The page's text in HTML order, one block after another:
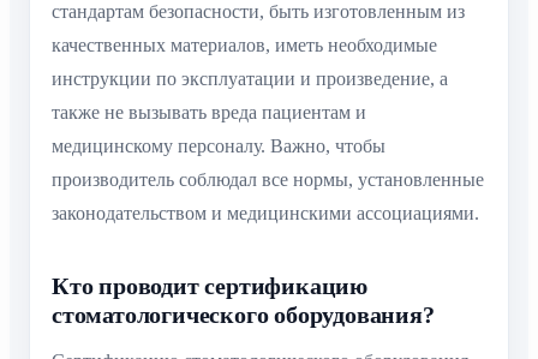
стандартам безопасности, быть изготовленным из
качественных материалов, иметь необходимые
инструкции по эксплуатации и произведение, а
также не вызывать вреда пациентам и
медицинскому персоналу. Важно, чтобы
производитель соблюдал все нормы, установленные
законодательством и медицинскими ассоциациями.
Кто проводит сертификацию
стоматологического оборудования?